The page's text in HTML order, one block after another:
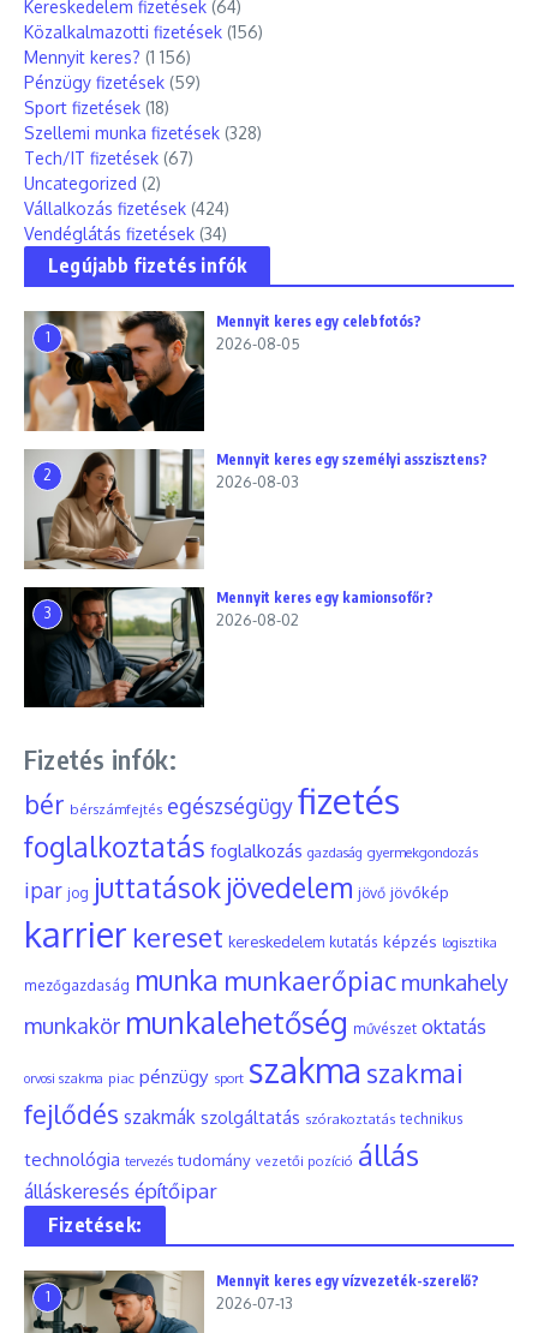
Kereskedelem fizetések (64)
Közalkalmazotti fizetések (156)
Mennyit keres? (1 156)
Pénzügy fizetések (59)
Sport fizetések (18)
Szellemi munka fizetések (328)
Tech/IT fizetések (67)
Uncategorized (2)
Vállalkozás fizetések (424)
Vendéglátás fizetések (34)
Legújabb fizetés infók
1
Mennyit keres egy celebfotós?
2026-08-05
2
Mennyit keres egy személyi asszisztens?
2026-08-03
3
Mennyit keres egy kamionsofőr?
2026-08-02
Fizetés infók:
bér bérszámfejtés egészségügyfizetés
foglalkoztatás foglalkozás gazdaság gyermekgondozás
ipar jog juttatások jövedelem jövő jövőkép
karrier kereset kereskedelem kutatás képzés logisztika
mezőgazdaság munka munkaerőpiac munkahely
munkakör munkalehetőség művészet oktatás
orvosi szakma piac pénzügy sport szakma szakmai
fejlődés szakmák szolgáltatás szórakoztatás technikus
technológia tervezés tudomány vezetői pozíció állás
álláskeresés építőipar
Fizetések:
1
Mennyit keres egy vízvezeték-szerelő?
2026-07-13